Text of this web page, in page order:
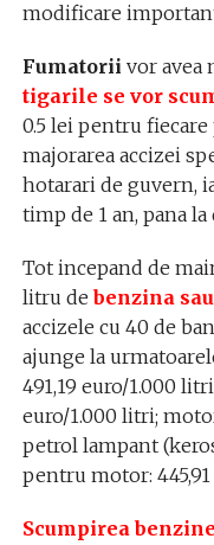
modificare
Fumatorii vor avea
tigarile se vor
0.5 lei pentru fiecare
majorarea accizei
hotarari de guvern,
timp de 1 an, pana la
Tot incepand de
litru debenzina
accizele cu 40 de
ajunge la
491,19 euro/1.000
euro/1.000 litri;
petrol lampant
pentru motor:
Scumpirea